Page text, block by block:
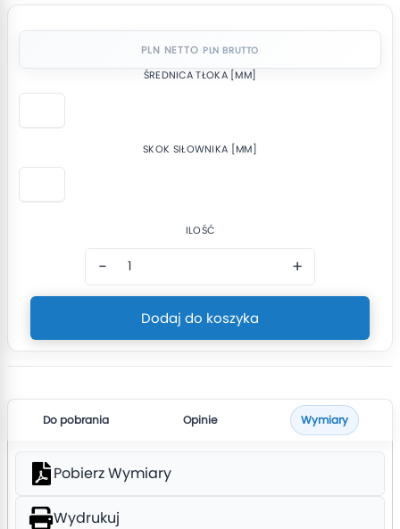
PLN NETTO
ŚREDNICA TŁOKA [MM]
SKOK SIŁOWNIKA [MM]
ILOŚĆ
− +
Dodaj do koszyka
Do pobrania Opinie Wymiary
Pobierz Wymiary
Wydrukuj